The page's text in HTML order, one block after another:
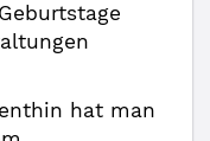
hat man